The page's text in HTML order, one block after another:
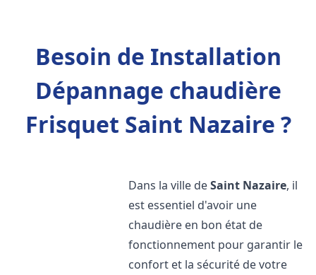
Besoin de Installation
Dépannage chaudière
Frisquet Saint Nazaire ?
Dans la ville deSaint Nazaire, il
est essentiel d'avoir une
chaudière en bon état de
fonctionnement pour garantir le
confort et la sécurité de votre